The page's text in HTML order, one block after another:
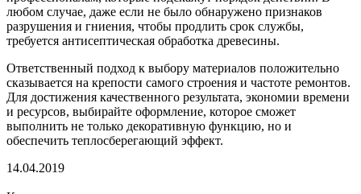
любом случае, даже если не было обнаружено признаков
разрушения и гниения, чтобы продлить срок службы,
требуется антисептическая обработка древесины.
Ответственный подход к выбору материалов положительно
сказывается на крепости самого строения и частоте ремонтов.
Для достижения качественного результата, экономии времени
и ресурсов, выбирайте оформление, которое сможет
выполнить не только декоративную функцию, но и
обеспечить теплосберегающий эффект.
14.04.2019